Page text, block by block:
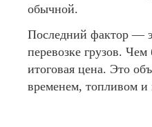
обычной.
Последний фактор —
перевозке грузов.
итоговая цена. Это
временем, топливом и